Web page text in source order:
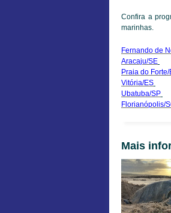
Confira a
marinhas.
Fernando de
Aracaju/SE
Praia do Forte/
Vitória/ES
Ubatuba/SP
Florianópolis/
Mais